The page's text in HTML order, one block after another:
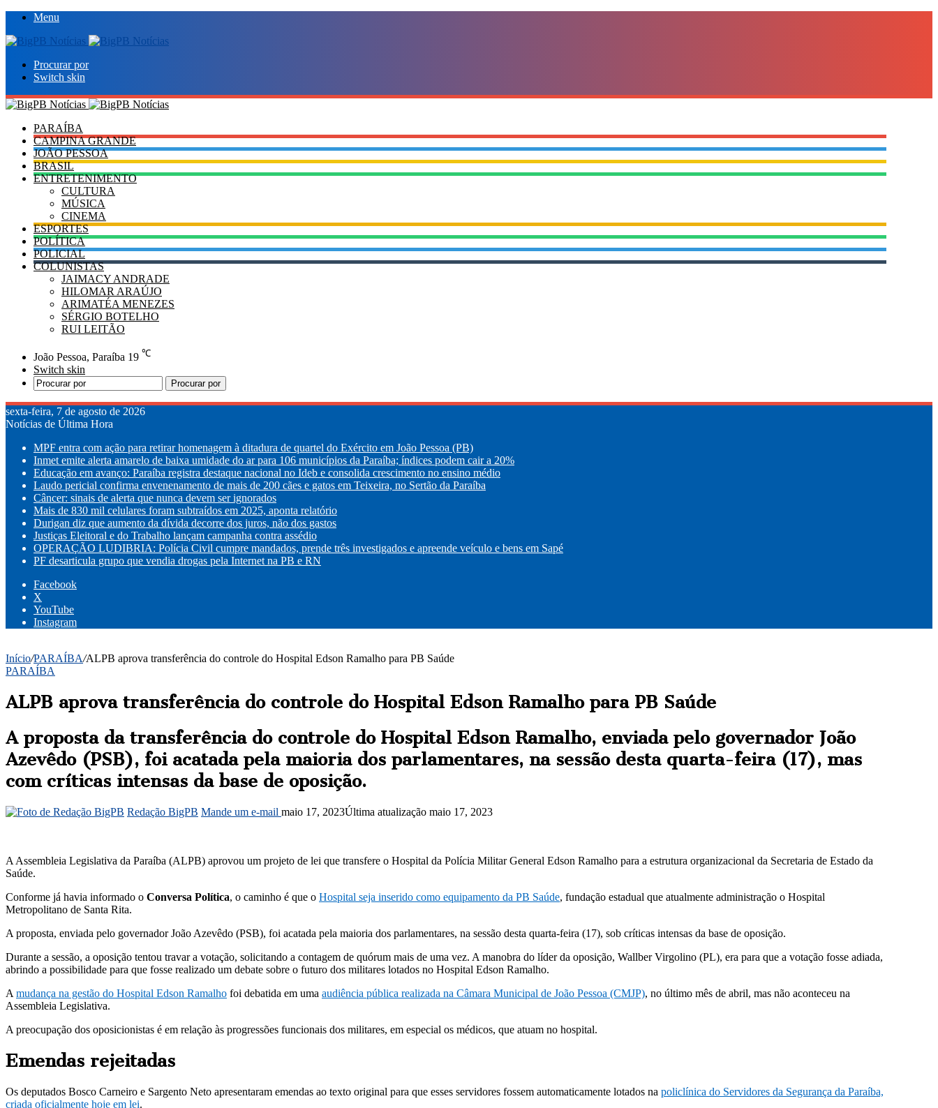
Menu
Procurar por
Switch skin
PARAÍBA
CAMPINA GRANDE
JOÃO PESSOA
BRASIL
ENTRETENIMENTO
CULTURA
MÚSICA
CINEMA
ESPORTES
POLÍTICA
POLICIAL
COLUNISTAS
JAIMACY ANDRADE
HILOMAR ARAÚJO
ARIMATÉA MENEZES
SÉRGIO BOTELHO
RUI LEITÃO
João Pessoa, Paraíba 19 ℃
Switch skin
Procurar por
sexta-feira, 7 de agosto de 2026
Notícias de Última Hora
MPF entra com ação para retirar homenagem à ditadura de quartel do Exército em João Pessoa (PB)
Inmet emite alerta amarelo de baixa umidade do ar para 106 municípios da Paraíba; índices podem cair a 20%
Educação em avanço: Paraíba registra destaque nacional no Ideb e consolida crescimento no ensino médio
Laudo pericial confirma envenenamento de mais de 200 cães e gatos em Teixeira, no Sertão da Paraíba
Câncer: sinais de alerta que nunca devem ser ignorados
Mais de 830 mil celulares foram subtraídos em 2025, aponta relatório
Durigan diz que aumento da dívida decorre dos juros, não dos gastos
Justiças Eleitoral e do Trabalho lançam campanha contra assédio
OPERAÇÃO LUDIBRIA: Polícia Civil cumpre mandados, prende três investigados e apreende veículo e bens em Sapé
PF desarticula grupo que vendia drogas pela Internet na PB e RN
Facebook
X
YouTube
Instagram
Início/PARAÍBA/ALPB aprova transferência do controle do Hospital Edson Ramalho para PB Saúde
PARAÍBA
ALPB aprova transferência do controle do Hospital Edson Ramalho para PB Saúde
A proposta da transferência do controle do Hospital Edson Ramalho, enviada pelo governador João
Azevêdo (PSB), foi acatada pela maioria dos parlamentares, na sessão desta quarta-feira (17), mas
com críticas intensas da base de oposição.
Redação BigPB Mande um e-mail maio 17, 2023Última atualização maio 17, 2023
A Assembleia Legislativa da Paraíba (ALPB) aprovou um projeto de lei que transfere o Hospital da Polícia Militar General Edson Ramalho para a estrutura organizacional da Secretaria de Estado da
Saúde.
Conforme já havia informado o Conversa Política, o caminho é que o Hospital seja inserido como equipamento da PB Saúde, fundação estadual que atualmente administração o Hospital
Metropolitano de Santa Rita.
A proposta, enviada pelo governador João Azevêdo (PSB), foi acatada pela maioria dos parlamentares, na sessão desta quarta-feira (17), sob críticas intensas da base de oposição.
Durante a sessão, a oposição tentou travar a votação, solicitando a contagem de quórum mais de uma vez. A manobra do líder da oposição, Wallber Virgolino (PL), era para que a votação fosse adiada,
abrindo a possibilidade para que fosse realizado um debate sobre o futuro dos militares lotados no Hospital Edson Ramalho.
A mudança na gestão do Hospital Edson Ramalho foi debatida em uma audiência pública realizada na Câmara Municipal de João Pessoa (CMJP), no último mês de abril, mas não aconteceu na
Assembleia Legislativa.
A preocupação dos oposicionistas é em relação às progressões funcionais dos militares, em especial os médicos, que atuam no hospital.
Emendas rejeitadas
Os deputados Bosco Carneiro e Sargento Neto apresentaram emendas ao texto original para que esses servidores fossem automaticamente lotados na policlínica do Servidores da Segurança da Paraíba,
criada oficialmente hoje em lei.